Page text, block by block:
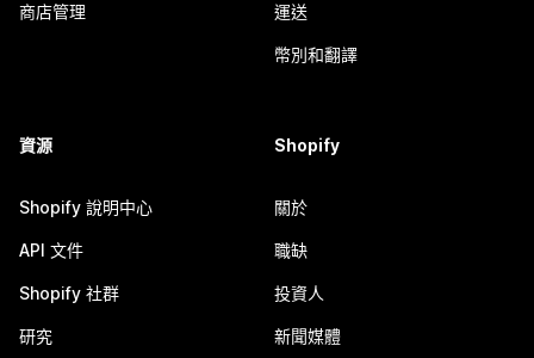
商店管理 運送
幣別和翻譯
資源
Shopify 說明中心
API 文件
Shopify 社群
研究
Shopify
關於
職缺
投資人
新聞媒體